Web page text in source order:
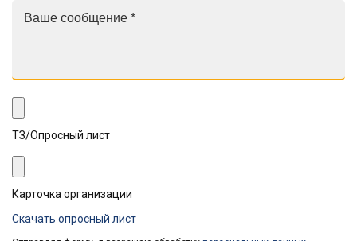
ТЗ/Опросный лист
Карточка организации
Скачать опросный лист